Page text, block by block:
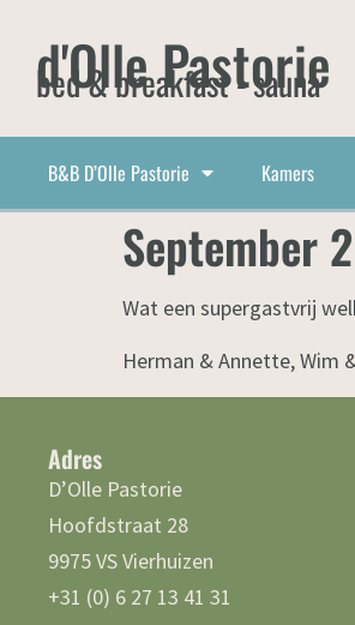
d'Olle Pastorie
bed & breakfast - sauna
B&B D’Olle Pastorie Kamers
September
Wat een supergastvrij
Herman & Annette, Wim
Adres
D’Olle Pastorie
Hoofdstraat 28
9975 VS Vierhuizen
+31 (0) 6 27 13 41 31